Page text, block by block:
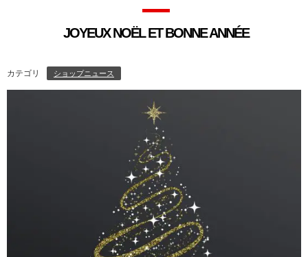
JOYEUX NOËL ET BONNE ANNÉE
カテゴリ ショップニュース